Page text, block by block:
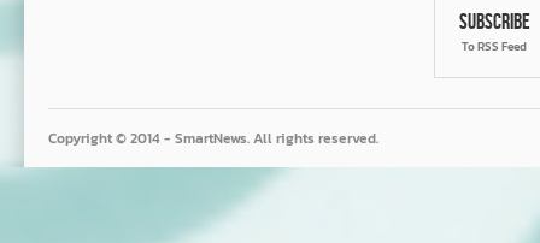
Subscribe
To RSS Feed
Copyright © 2014 - SmartNews. All rights reserved.